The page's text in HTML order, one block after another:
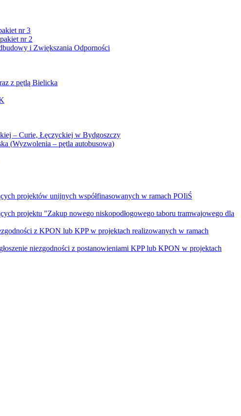
nr 3
nr 2
i Zwiększania Odporności
z pętlą Bielicka
– Curie, Łęczyckiej w Bydgoszczy
(Wyzwolenia – pętla autobusowa)
projektów unijnych współfinasowanych w ramach POIiŚ
projektu "Zakup nowego niskopodłogowego taboru tramwajowego dla
z KPON lub KPP w projektach realizowanych w ramach
niezgodności z postanowieniami KPP lub KPON w projektach